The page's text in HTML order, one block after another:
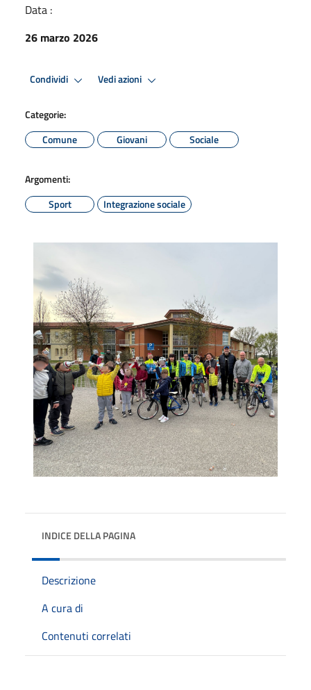
Data :
26 marzo 2026
Condividi Vedi azioni
Categorie:
Comune
Giovani Sociale
Argomenti:
Sport
Integrazione sociale
INDICE DELLA PAGINA
Descrizione
A cura di
Contenuti correlati